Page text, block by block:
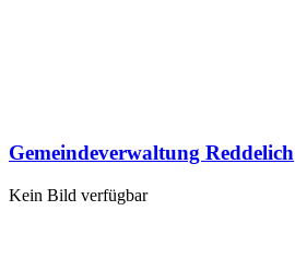
Gemeindeverwaltung Reddelich
Kein Bild verfügbar